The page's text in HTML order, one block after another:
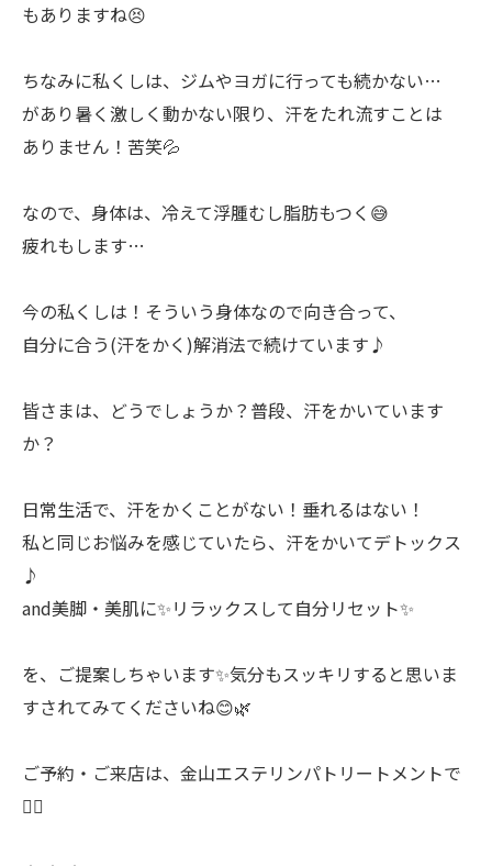
もありますね😣
ちなみに私くしは、ジムやヨガに行っても続かない…
があり暑く激しく動かない限り、汗をたれ流すことは
ありません！苦笑💦
なので、身体は、冷えて浮腫むし脂肪もつく😅
疲れもします…
今の私くしは！そういう身体なので向き合って、
自分に合う(汗をかく)解消法で続けています♪
皆さまは、どうでしょうか？普段、汗をかいています
か？
日常生活で、汗をかくことがない！垂れるはない！
私と同じお悩みを感じていたら、汗をかいてデトックス
♪
and美脚・美肌に✨リラックスして自分リセット✨
を、ご提案しちゃいます✨気分もスッキリすると思いま
すされてみてくださいね😊🌿
ご予約・ご来店は、金山エステリンパトリートメントで
💆‍♀️